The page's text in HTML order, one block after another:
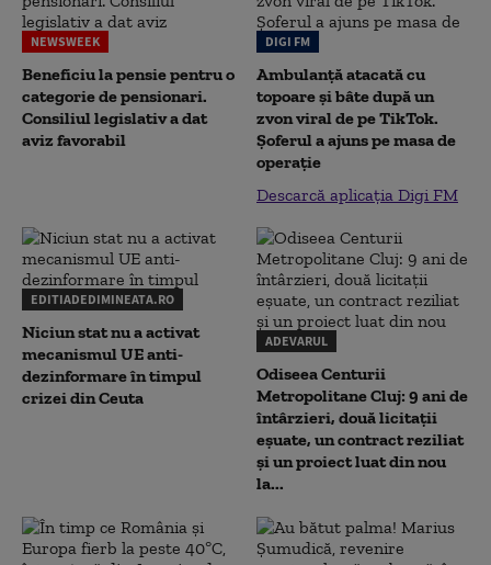
NEWSWEEK
Beneficiu la pensie pentru o
categorie de pensionari.
Consiliul legislativ a dat
aviz favorabil
DIGI FM
Ambulanță atacată cu
topoare și bâte după un
zvon viral de pe TikTok.
Șoferul a ajuns pe masa de
operație
Descarcă aplicația Digi FM
EDITIADEDIMINEATA.RO
Niciun stat nu a activat
mecanismul UE anti-
dezinformare în timpul
crizei din Ceuta
ADEVARUL
Odiseea Centurii
Metropolitane Cluj: 9 ani de
întârzieri, două licitații
eșuate, un contract reziliat
și un proiect luat din nou
la...